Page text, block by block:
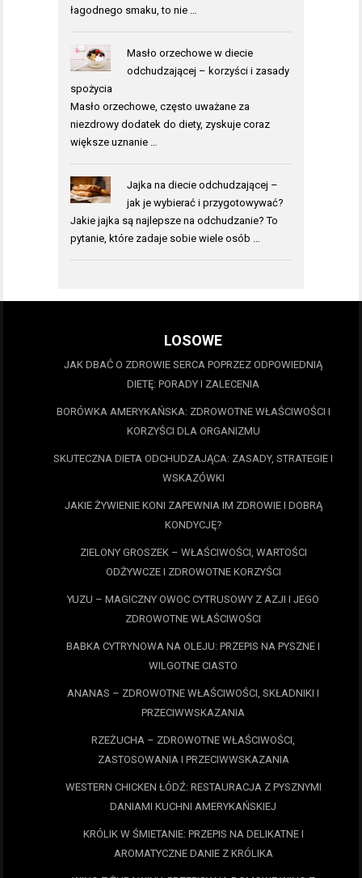
łagodnego smaku, to nie …
Masło orzechowe w diecie
odchudzającej – korzyści i zasady
spożycia
Masło orzechowe, często uważane za
niezdrowy dodatek do diety, zyskuje coraz
większe uznanie …
Jajka na diecie odchudzającej –
jak je wybierać i przygotowywać?
Jakie jajka są najlepsze na odchudzanie? To
pytanie, które zadaje sobie wiele osób …
LOSOWE
JAK DBAĆ O ZDROWIE SERCA POPRZEZ ODPOWIEDNIĄ
DIETĘ: PORADY I ZALECENIA
BORÓWKA AMERYKAŃSKA: ZDROWOTNE WŁAŚCIWOŚCI I
KORZYŚCI DLA ORGANIZMU
SKUTECZNA DIETA ODCHUDZAJĄCA: ZASADY, STRATEGIE I
WSKAZÓWKI
JAKIE ŻYWIENIE KONI ZAPEWNIA IM ZDROWIE I DOBRĄ
KONDYCJĘ?
ZIELONY GROSZEK – WŁAŚCIWOŚCI, WARTOŚCI
ODŻYWCZE I ZDROWOTNE KORZYŚCI
YUZU – MAGICZNY OWOC CYTRUSOWY Z AZJI I JEGO
ZDROWOTNE WŁAŚCIWOŚCI
BABKA CYTRYNOWA NA OLEJU: PRZEPIS NA PYSZNE I
WILGOTNE CIASTO
ANANAS – ZDROWOTNE WŁAŚCIWOŚCI, SKŁADNIKI I
PRZECIWWSKAZANIA
RZEŻUCHA – ZDROWOTNE WŁAŚCIWOŚCI,
ZASTOSOWANIA I PRZECIWWSKAZANIA
WESTERN CHICKEN ŁÓDŹ: RESTAURACJA Z PYSZNYMI
DANIAMI KUCHNI AMERYKAŃSKIEJ
KRÓLIK W ŚMIETANIE: PRZEPIS NA DELIKATNE I
AROMATYCZNE DANIE Z KRÓLIKA